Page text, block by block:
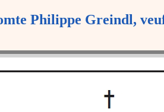
Philippe Greindl,